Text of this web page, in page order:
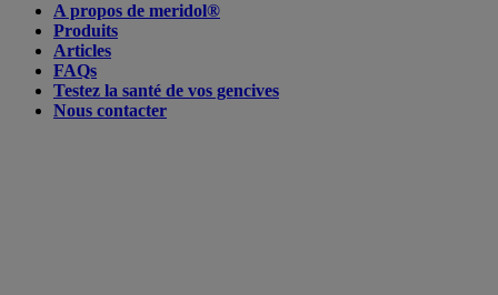
A propos de meridol®
Produits
Articles
FAQs
Testez la santé de vos gencives
Nous contacter